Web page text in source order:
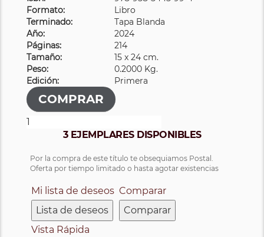
Formato:
Libro
Terminado:
Tapa Blanda
Año:
2024
Páginas:
214
Tamaño:
15 x 24 cm.
Peso:
0.2000 Kg.
Edición:
Primera
3 EJEMPLARES DISPONIBLES
Por la compra de este título te obsequiamos Postal.
Oferta por tiempo limitado o hasta agotar existencias
Mi lista de deseos
Lista de deseos
Comparar
Comparar
Vista Rápida